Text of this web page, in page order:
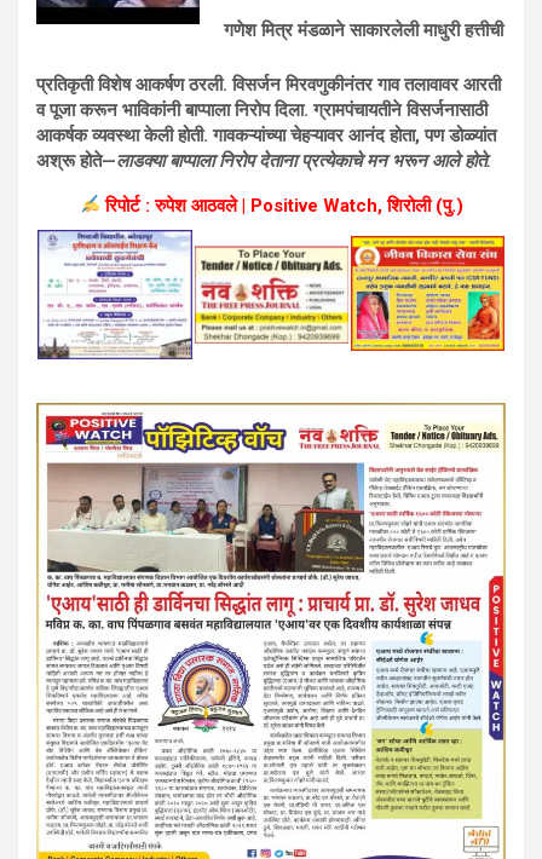
गणेश मित्र मंडळाने साकारलेली माधुरी हत्तीची
प्रतिकृती विशेष आकर्षण ठरली. विसर्जन मिरवणुकीनंतर गाव तलावावर आरती
व पूजा करून भाविकांनी बाप्पाला निरोप दिला. ग्रामपंचायतीने विसर्जनासाठी
आकर्षक व्यवस्था केली होती. गावकऱ्यांच्या चेहऱ्यावर आनंद होता, पण डोळ्यांत
अश्रू होते—लाडक्या बाप्पाला निरोप देताना प्रत्येकाचे मन भरून आले होते.
रिपोर्ट : रुपेश आठवले | Positive Watch, शिरोली (पु.)